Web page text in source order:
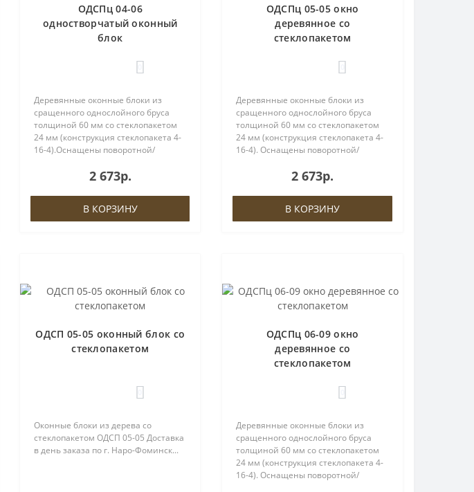
ОДСПц 04-06
одностворчатый оконный
блок
Деревянные оконные блоки из
сращенного однослойного бруса
толщиной 60 мм со стеклопакетом
24 мм (конструкция стеклопакета 4-
16-4).Оснащены поворотной/
ROTO, евроручкой и ввёртными
петлями либо петлями ROTO.На
створках пре..
2 673р.
В КОРЗИНУ
ОДСПц 05-05 окно
деревянное со
стеклопакетом
Деревянные оконные блоки из
сращенного однослойного бруса
толщиной 60 мм со стеклопакетом
24 мм (конструкция стеклопакета 4-
16-4). Оснащены поворотной/
ROTO, евроручкой и ввёртными
петлями либо петлями ROTO.На
створках пр..
2 673р.
В КОРЗИНУ
ОДСП 05-05 оконный блок со
стеклопакетом
Оконные блоки из дерева со
стеклопакетом ОДСП 05-05 Доставка
в день заказа по г. Наро-Фоминск...
ОДСПц 06-09 окно
деревянное со
стеклопакетом
Деревянные оконные блоки из
сращенного однослойного бруса
толщиной 60 мм со стеклопакетом
24 мм (конструкция стеклопакета 4-
16-4). Оснащены поворотной/